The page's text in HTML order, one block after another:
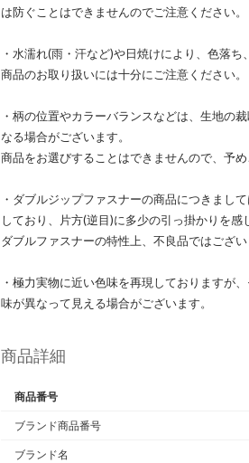
は防ぐことはできませんのでご注意ください。
・水濡れ(雨・汗など)や日焼けにより、色落ち
商品のお取り扱いには十分にご注意ください。
・柄の位置やカラーバランスなどは、生地の
なる場合がございます。
商品をお選びすることはできませんので、予め
・ダブルジップファスナーの商品につきまし
しており、片方(逆目)に多少の引っ掛かりを感
ダブルファスナーの特性上、不良品ではござ
・極力実物に近い色味を再現しておりますが
味が異なって見える場合がございます。
商品詳細
商品番号
ブランド商品番号
ブランド名